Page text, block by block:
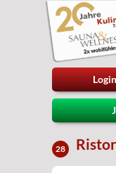
Login
28